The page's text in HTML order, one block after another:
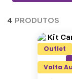
4 PRODUTOS
Outlet
Volta